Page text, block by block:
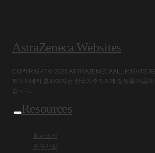
AstraZeneca Websites
COPYRIGHT © 2025 ASTRAZENECA ALL RIGHTS
트라제네카 홈페이지는 한국거주자에게 정보를 제공
습니다.
Resources
회사소개
연구개발